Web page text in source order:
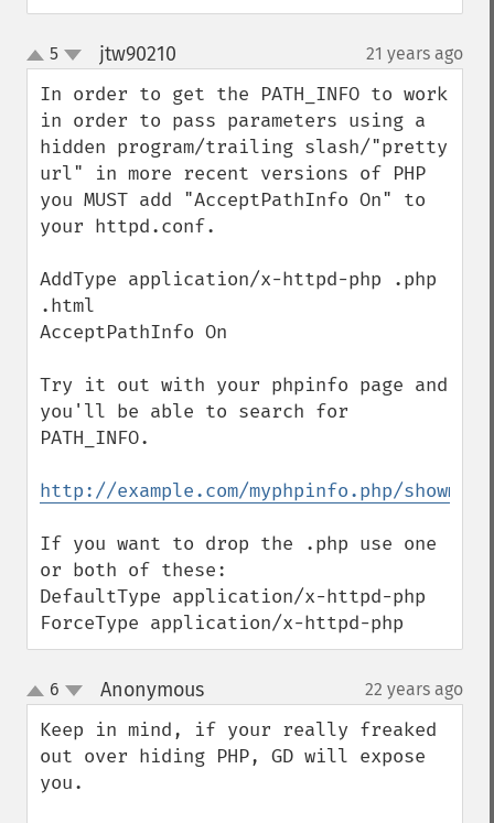
up
down
5 jtw90210 21 years ago
In order to get the PATH_INFO to work
in order to pass parameters using a
hidden program/trailing slash/"pretty
url" in more recent versions of PHP
you MUST add "AcceptPathInfo On" to
your httpd.conf.
AddType application/x-httpd-php .php
.html
AcceptPathInfo On
Try it out with your phpinfo page and
you'll be able to search for
PATH_INFO.
http://example.com/myphpinfo.php/
If you want to drop the .php use one
or both of these:
DefaultType application/x-httpd-php
ForceType application/x-httpd-php
up
down
6 Anonymous¶ 22 years ago
Keep in mind, if your really freaked
out over hiding PHP, GD will expose
you.